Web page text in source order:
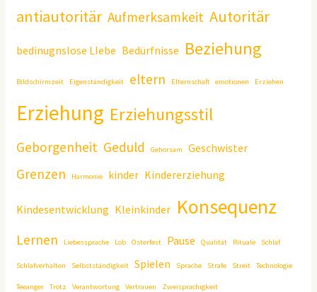
antiautoritär Aufmerksamkeit Autoritär
bedinugnslose LIebe Bedürfnisse Beziehung
Bildschirmzeit Eigenständigkeit eltern Elternschaft emotionen Erziehen
Erziehung Erziehungsstil
Geborgenheit Geduld Gehorsam Geschwister
Grenzen Harmonie kinder Kindererziehung
Kindesentwicklung Kleinkinder Konsequenz
Lernen Liebessprache Lob Osterfest Pause Qualität Rituale Schlaf
Schlafverhalten Selbstständigkeit Spielen Sprache Strafe Streit Technologie
Teeanger Trotz Verantwortung Vertrauen Zweisprachigkeit